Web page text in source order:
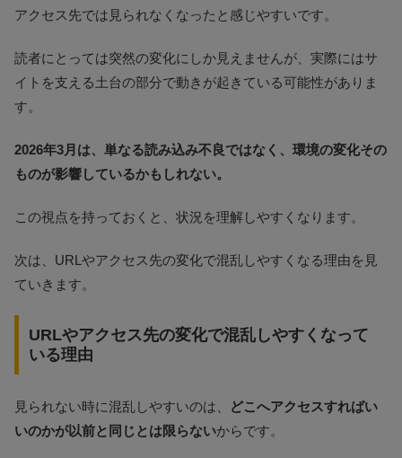
アクセス先では見られなくなったと感じやすいです。
読者にとっては突然の変化にしか見えませんが、実際にはサ
イトを支える土台の部分で動きが起きている可能性がありま
す。
2026年3月は、単なる読み込み不良ではなく、環境の変化その
ものが影響しているかもしれない。
この視点を持っておくと、状況を理解しやすくなります。
次は、URLやアクセス先の変化で混乱しやすくなる理由を見
ていきます。
URLやアクセス先の変化で混乱しやすくなって
いる理由
見られない時に混乱しやすいのは、
どこへアクセスすればい
いのかが以前と同じとは限らないからです。